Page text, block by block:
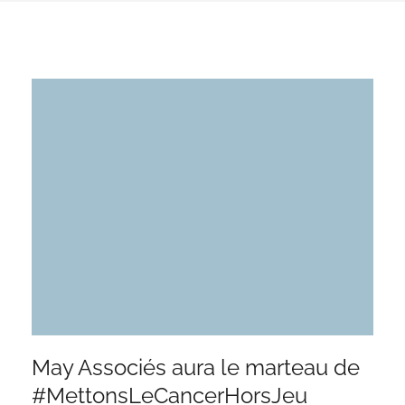
May Associés aura le marteau de
#MettonsLeCancerHorsJeu